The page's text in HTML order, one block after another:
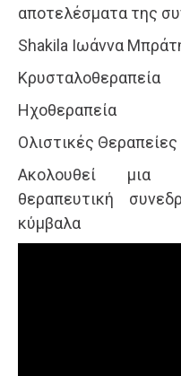
αποτελέσματα της
Shakila Ιωάννα
Κρυσταλοθεραπεία
Ηχοθεραπεία
Ολιστικές Θεραπείες
Ακολουθεί μια
θεραπευτική
κύμβαλα